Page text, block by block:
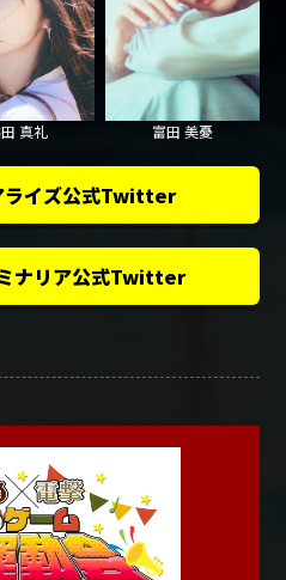
真礼 富田 美憂
ライズ公式Twitter
ナリア公式Twitter